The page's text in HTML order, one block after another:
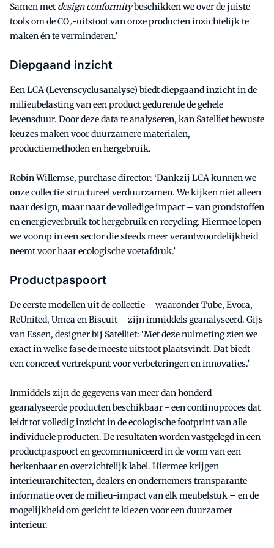
Samen metdesign conformitybeschikken we over de juiste
tools om de CO₂-uitstoot van onze producten inzichtelijk te
maken én te verminderen.’
Diepgaand inzicht
Een LCA (Levenscyclusanalyse) biedt diepgaand inzicht in de
milieubelasting van een product gedurende de gehele
levensduur. Door deze data te analyseren, kan Satelliet bewuste
keuzes maken voor duurzamere materialen,
productiemethoden en hergebruik.
Robin Willemse, purchase director: ‘Dankzij LCA kunnen we
onze collectie structureel verduurzamen. We kijken niet alleen
naar design, maar naar de volledige impact – van grondstoffen
en energieverbruik tot hergebruik en recycling. Hiermee lopen
we voorop in een sector die steeds meer verantwoordelijkheid
neemt voor haar ecologische voetafdruk.’
Productpaspoort
De eerste modellen uit de collectie – waaronder Tube, Evora,
ReUnited, Umea en Biscuit – zijn inmiddels geanalyseerd. Gijs
van Essen, designer bij Satelliet: ‘Met deze nulmeting zien we
exact in welke fase de meeste uitstoot plaatsvindt. Dat biedt
een concreet vertrekpunt voor verbeteringen en innovaties.’
Inmiddels zijn de gegevens van meer dan honderd
geanalyseerde producten beschikbaar - een continuproces dat
leidt tot volledig inzicht in de ecologische footprint van alle
individuele producten. De resultaten worden vastgelegd in een
productpaspoort en gecommuniceerd in de vorm van een
herkenbaar en overzichtelijk label. Hiermee krijgen
interieurarchitecten, dealers en ondernemers transparante
informatie over de milieu-impact van elk meubelstuk – en de
mogelijkheid om gericht te kiezen voor een duurzamer
interieur.